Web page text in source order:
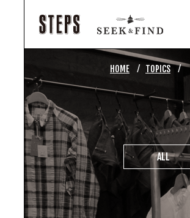
HOME ⁄ TOPICS ⁄
ALL